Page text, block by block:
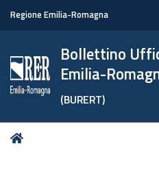
Regione Emilia-Romagna
Bollettino
Emilia-
(BURERT)
Tu